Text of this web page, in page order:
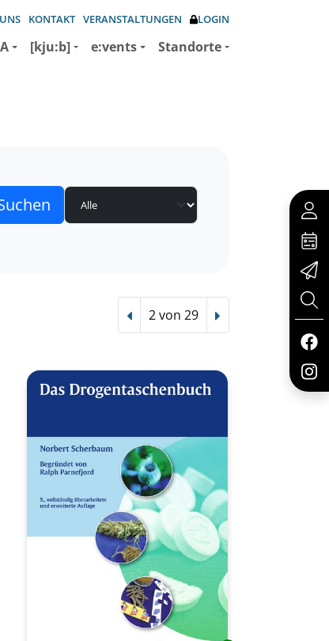
KONTAKT VERANSTALTUNGEN LOGIN
[kju:b] e:vents Standorte
Vorheriger Treffer
2 von 29 Nächster Treffer